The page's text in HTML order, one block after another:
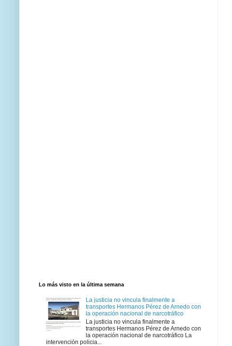
Lo más visto en la última semana
La justicia no vincula finalmente a
transportes Hermanos Pérez de Arnedo con
la operación nacional de narcotráfico
La justicia no vincula finalmente a
transportes Hermanos Pérez de Arnedo con
la operación nacional de narcotráfico La
intervención policia...